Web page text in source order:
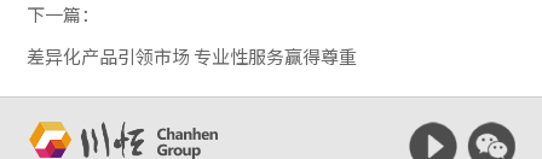
下一篇：
差异化产品引领市场 专业性服务赢得尊重